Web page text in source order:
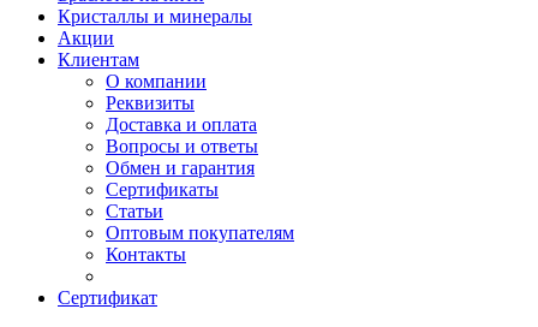
Кристаллы и минералы
Акции
Клиентам
О компании
Реквизиты
Доставка и оплата
Вопросы и ответы
Обмен и гарантия
Сертификаты
Статьи
Оптовым покупателям
Контакты
Сертификат